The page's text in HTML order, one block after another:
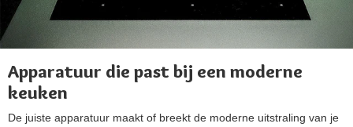
Apparatuur die past bij een moderne
keuken
De juiste apparatuur maakt of breekt de moderne uitstraling van je